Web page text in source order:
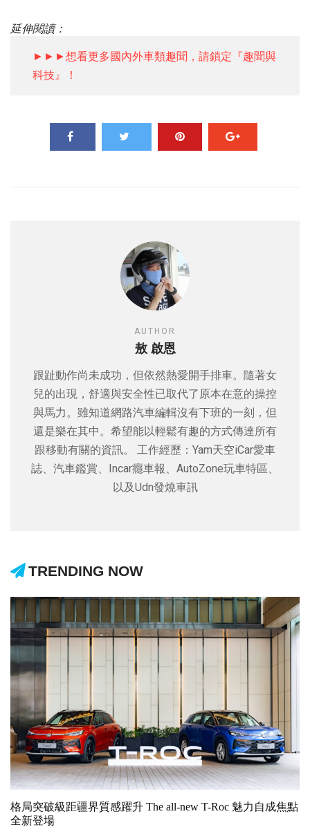
延伸閱讀：
►►►想看更多國內外車類趣聞，請鎖定『趣聞與
科技』！
AUTHOR
敖 啟恩
跟趾動作尚未成功，但依然熱愛開手排車。隨著女
兒的出現，舒適與安全性已取代了原本在意的操控
與馬力。雖知道網路汽車編輯沒有下班的一刻，但
還是樂在其中。希望能以輕鬆有趣的方式傳達所有
跟移動有關的資訊。 工作經歷：Yam天空iCar愛車
誌、汽車鑑賞、Incar癮車報、AutoZone玩車特區、
以及Udn發燒車訊
TRENDING NOW
格局突破級距疆界質感躍升 The all-new T-Roc 魅力自成焦點
全新登場